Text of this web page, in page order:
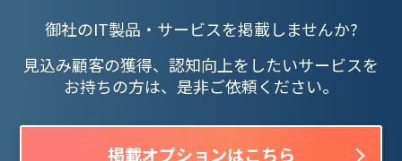
御社のIT製品・サービスを掲載しませんか?
見込み顧客の獲得、認知向上をしたいサービスを
お持ちの方は、是非ご依頼ください。
掲載オプションはこちら